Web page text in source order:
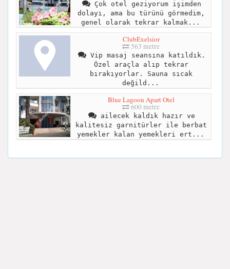
Çok otel geziyorum işimden
dolayı, ama bu türünü görmedim,
genel olarak tekrar kalmak...
ClubExelsior
563 metre
Vip masaj seansına katıldık.
Özel araçla alıp tekrar
bırakıyorlar. Sauna sıcak
değild...
Blue Lagoon Apart Otel
600 metre
ailecek kaldık hazır ve
kalitesiz garnitürler ile berbat
yemekler kalan yemekleri ert...